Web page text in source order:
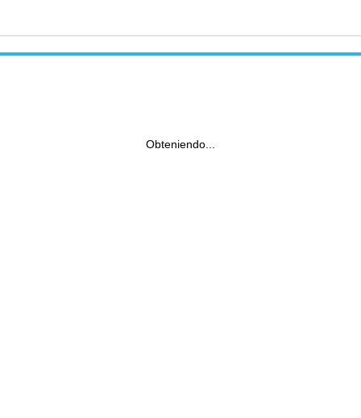
Obteniendo...